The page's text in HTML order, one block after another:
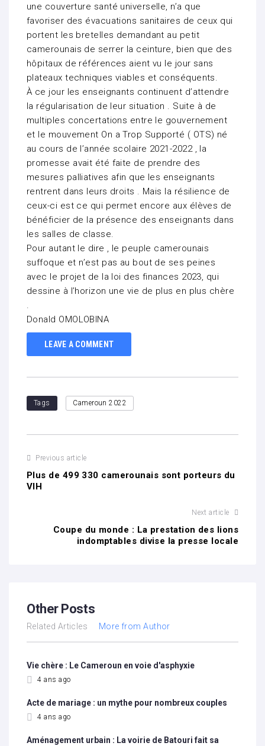
une couverture santé universelle, n’a que
favoriser des évacuations sanitaires de ceux qui
portent les bretelles demandant au petit
camerounais de serrer la ceinture, bien que des
hôpitaux de références aient vu le jour sans
plateaux techniques viables et conséquents.
À ce jour les enseignants continuent d’attendre
la régularisation de leur situation . Suite à de
multiples concertations entre le gouvernement
et le mouvement On a Trop Supporté ( OTS) né
au cours de l’année scolaire 2021-2022 , la
promesse avait été faite de prendre des
mesures palliatives afin que les enseignants
rentrent dans leurs droits . Mais la résilience de
ceux-ci est ce qui permet encore aux élèves de
bénéficier de la présence des enseignants dans
les salles de classe.
Pour autant le dire , le peuple camerounais
suffoque et n’est pas au bout de ses peines
avec le projet de la loi des finances 2023, qui
dessine à l’horizon une vie de plus en plus chère
.
Donald OMOLOBINA
LEAVE A COMMENT
Tags Cameroun 2022
Previous article
Plus de 499 330 camerounais sont porteurs du
VIH
Next article
Coupe du monde : La prestation des lions
indomptables divise la presse locale
Other Posts
Related Articles More from Author
Vie chère : Le Cameroun en voie d'asphyxie
4 ans ago
Acte de mariage : un mythe pour nombreux couples
4 ans ago
Aménagement urbain : La voirie de Batouri fait sa